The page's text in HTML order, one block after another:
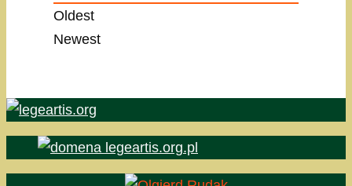
Oldest
Newest